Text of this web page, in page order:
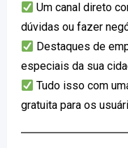
Um canal direto
dúvidas ou fazer
Destaques de
especiais da sua
Tudo isso com
gratuita para os